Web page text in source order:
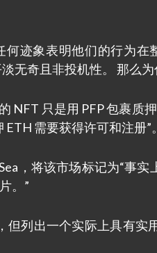
迹象表明他们的行为在
无奇且非投机性。 那么
NFT 只是用 PFP 包裹质
需要获得许可和注册”。
，将该市场标记为“事
。”
但列出一个实际上具有实